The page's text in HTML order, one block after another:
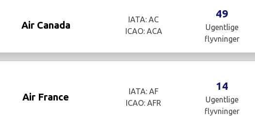
Air Canada
IATA: AC
ICAO: ACA
49
Ugentlige
flyvninger
Air France
IATA: AF
ICAO: AFR
14
Ugentlige
flyvninger